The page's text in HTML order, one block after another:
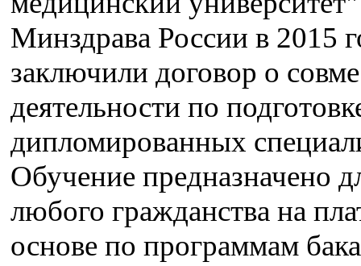
Минздрава России в 2015
заключили договор о
деятельности по
дипломированных
Обучение предназначено
любого гражданства на
основе по программам